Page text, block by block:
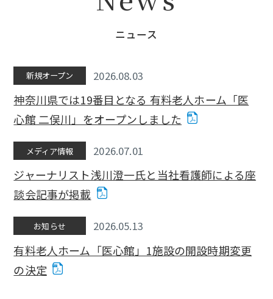
ニュース
新規オープン 2026.08.03
神奈川県では19番目となる 有料老人ホーム「医
心館 二俣川」をオープンしました
メディア情報 2026.07.01
ジャーナリスト浅川澄一氏と当社看護師による座
談会記事が掲載
お知らせ 2026.05.13
有料老人ホーム「医心館」1施設の開設時期変更
の決定